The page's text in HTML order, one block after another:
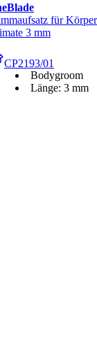
für
3 mm
CP2193/01
Bodygroom
Länge: 3 mm
und